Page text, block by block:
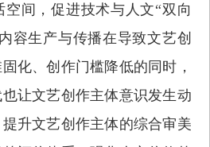
间，促进技术与人文“双向
容生产与传播在导致文艺创
化、创作门槛降低的同时，
让文艺创作主体意识发生动
升文艺创作主体的综合审美